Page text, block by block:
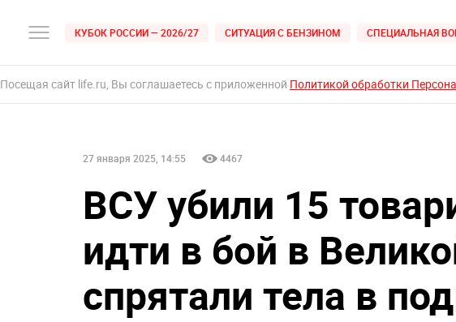
КУБОК РОССИИ — 2026/27 СИТУАЦИЯ С БЕНЗИНОМ СПЕЦИАЛЬНАЯ
Посещая сайт life.ru, Вы соглашаетесь с приложенной Политикой обработки
27 января 2025, 14:55 4467
ВСУ убили 15
идти в бой в
спрятали тела в